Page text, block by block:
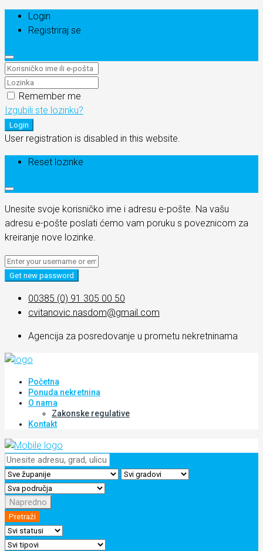
Login
Registriraj se
Remember me
Izgubili ste lozinku?
Login
User registration is disabled in this website.
Reset lozinke
Unesite svoje korisničko ime i adresu e-pošte. Na vašu
adresu e-pošte poslati ćemo vam poruku s poveznicom za
kreiranje nove lozinke.
Get new password
00385 (0) 91 305 00 50
cvitanovic.nasdom@gmail.com
Agencija za posredovanje u prometu nekretninama
Početna
Ponuda nekretnina
O nama
Zakonske regulative
Kontakt
Napredno
Pretraži